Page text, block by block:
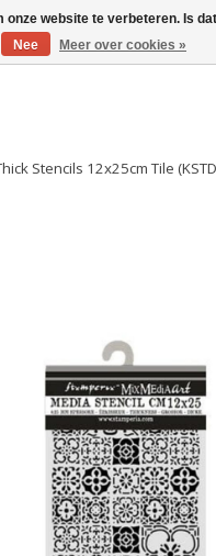
and fast shipping!
Stencils 12x25cm Tile
onze website te verbeteren. Is
Nee
Meer over cookies »